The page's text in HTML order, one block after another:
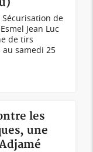
de
Jean Luc
de tirs
samedi 25
les
une